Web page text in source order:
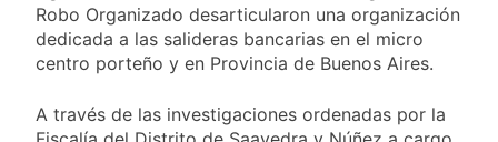
miércoles 5 de
agosto: vuelve el frío
polar al AMBA
15 Horas Atrás
Confirmaron la visita
del papa León XIV a la
Argentina
Quilmes recibe a
Gimnasia de Jujuy con
Robo Organizado desarticularon una organización
dedicada a las salideras bancarias en el micro
centro porteño y en Provincia de Buenos Aires.
A través de las investigaciones ordenadas por la